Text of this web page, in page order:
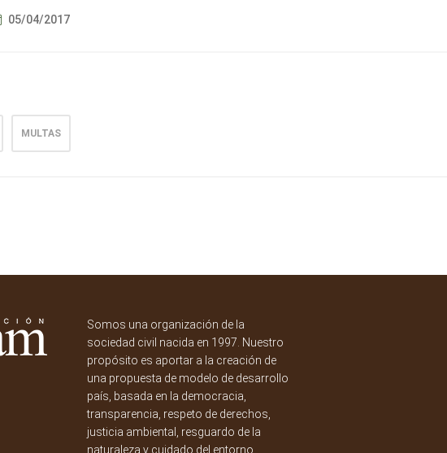
05/04/2017
MULTAS
Somos una organización de la
sociedad civil nacida en 1997. Nuestro
propósito es aportar a la creación de
una propuesta de modelo de desarrollo
país, basada en la democracia,
transparencia, respeto de derechos,
justicia ambiental, resguardo de la
naturaleza y cuidado del entorno.